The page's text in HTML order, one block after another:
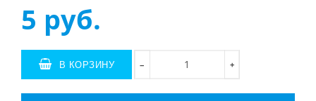
5 руб.
− +
В КОРЗИНУ